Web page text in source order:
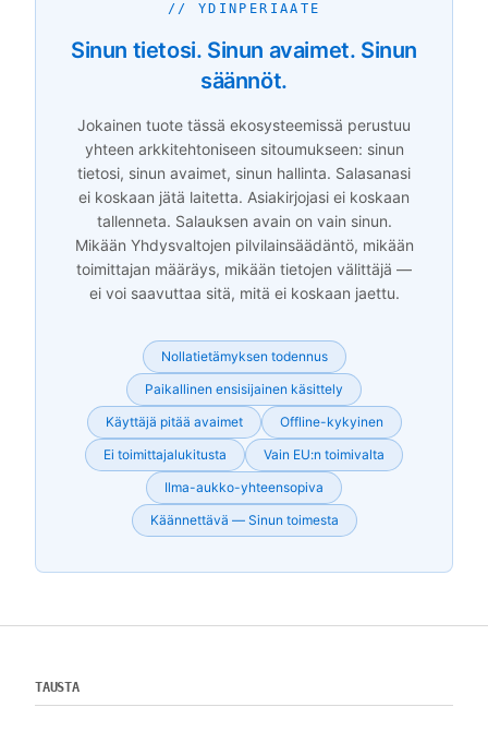
// YDINPERIAATE
Sinun tietosi. Sinun avaimet. Sinun
säännöt.
Jokainen tuote tässä ekosysteemissä perustuu
yhteen arkkitehtoniseen sitoumukseen: sinun
tietosi, sinun avaimet, sinun hallinta. Salasanasi
ei koskaan jätä laitetta. Asiakirjojasi ei koskaan
tallenneta. Salauksen avain on vain sinun.
Mikään Yhdysvaltojen pilvilainsäädäntö, mikään
toimittajan määräys, mikään tietojen välittäjä —
ei voi saavuttaa sitä, mitä ei koskaan jaettu.
Nollatietämyksen todennus
Paikallinen ensisijainen käsittely
Käyttäjä pitää avaimet
Offline-kykyinen
Ei toimittajalukitusta
Vain EU:n toimivalta
Ilma-aukko-yhteensopiva
Käännettävä — Sinun toimesta
TAUSTA